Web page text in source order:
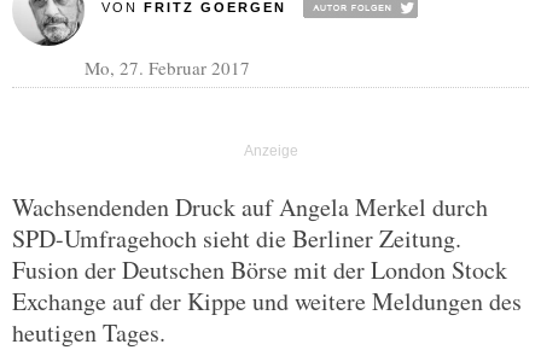
VON FRITZ GOERGEN
Mo, 27. Februar 2017
Wachsendenden Druck auf Angela Merkel durch
SPD-Umfragehoch sieht die Berliner Zeitung.
Fusion der Deutschen Börse mit der London Stock
Exchange auf der Kippe und weitere Meldungen des
heutigen Tages.